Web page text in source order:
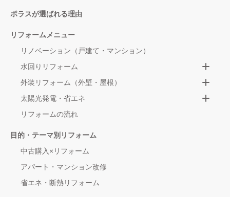
ポラスが選ばれる理由
リフォームメニュー
リノベーション（戸建て・マンション）
水回りリフォーム
外装リフォーム（外壁・屋根）
太陽光発電・省エネ
リフォームの流れ
目的・テーマ別リフォーム
中古購入×リフォーム
アパート・マンション改修
省エネ・断熱リフォーム